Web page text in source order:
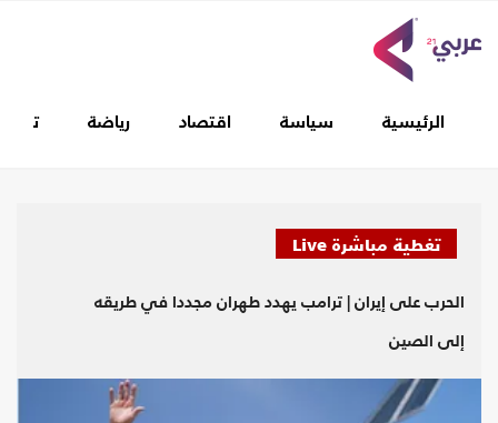
الرئيسية سياسة اقتصاد رياضة
تغطية مباشرة Live
الحرب على إيران | ترامب يهدد طهران مجددا في طريقه
إلى الصين